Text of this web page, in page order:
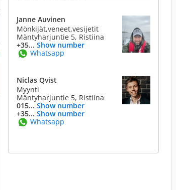
Janne Auvinen
Mönkijät,veneet,vesijetit
Mäntyharjuntie 5, Ristiina
+35... Show number
Whatsapp
Niclas Qvist
Myynti
Mäntyharjuntie 5, Ristiina
015... Show number
+35... Show number
Whatsapp